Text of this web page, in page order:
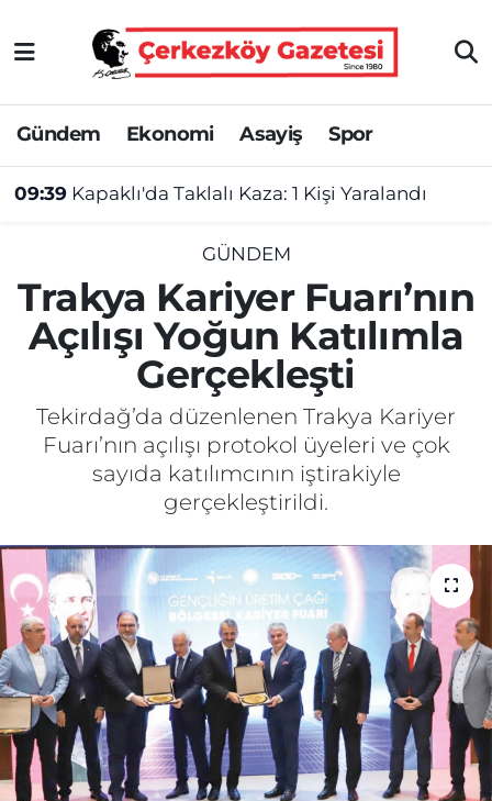
Gündem Ekonomi Asayiş Spor
09:39 Kapaklı'da Taklalı Kaza: 1 Kişi Yaralandı
GÜNDEM
Trakya Kariyer Fuarı’nın
Açılışı Yoğun Katılımla
Gerçekleşti
Tekirdağ’da düzenlenen Trakya Kariyer
Fuarı’nın açılışı protokol üyeleri ve çok
sayıda katılımcının iştirakiyle
gerçekleştirildi.
Asayiş
Ekonomi
Gündem
Kültür&Sanat
Manşet
SAĞLIK
Spor
İletişim
Künye
Topluluk Kuralları
Yayın İlkeleri
Tekirdağ Nöbetçi Eczaneler
Tekirdağ Hava Durumu
Tekirdağ Namaz Vakitleri
Tekirdağ Trafik Yoğunluk Haritası
Süper Lig Puan Durumu ve Fikstür
Tüm Manşetler
Son Dakika Haberleri
Haber Arşivi